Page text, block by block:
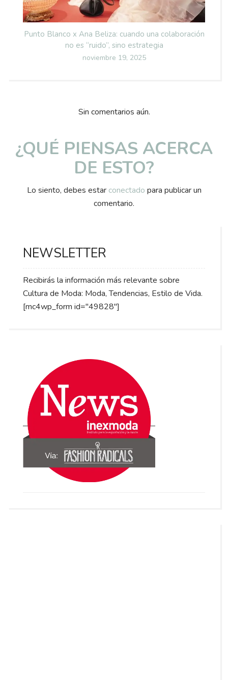
Punto Blanco x Ana Beliza: cuando una colaboración
no es “ruido”, sino estrategia
Posted
noviembre 19, 2025
Sin comentarios aún.
¿QUÉ PIENSAS ACERCA
DE ESTO?
Lo siento, debes estar conectado para publicar un
comentario.
NEWSLETTER
Recibirás la información más relevante sobre
Cultura de Moda: Moda, Tendencias, Estilo de Vida.
[mc4wp_form id="49828"]